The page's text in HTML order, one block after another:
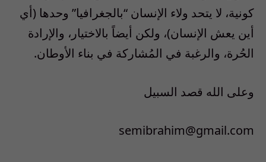
كونية، لا يتحد ولاء الإنسان “بالجغرافيا” وحدها (أي
أين يعش الإنسان)، ولكن أيضاً بالاختيار، والإرادة
الحُرة، والرغبة في المُشاركة في بناء الأوطان.
وعلى الله قصد السبيل
semibrahim@gmail.com